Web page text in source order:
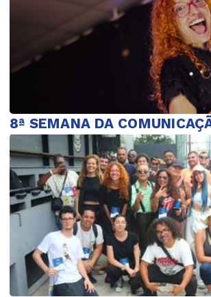
8ª SEMANA DA